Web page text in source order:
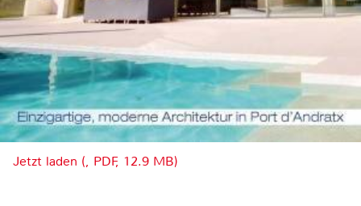
Jetzt laden (, PDF, 12.9 MB)